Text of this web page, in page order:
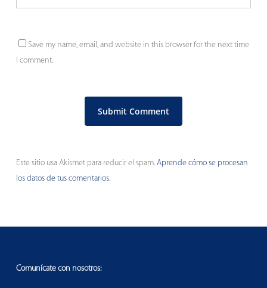
Save my name, email, and website in this browser for the next time
I comment.
Este sitio usa Akismet para reducir el spam. Aprende cómo se procesan
los datos de tus comentarios.
Comunícate con nosotros: